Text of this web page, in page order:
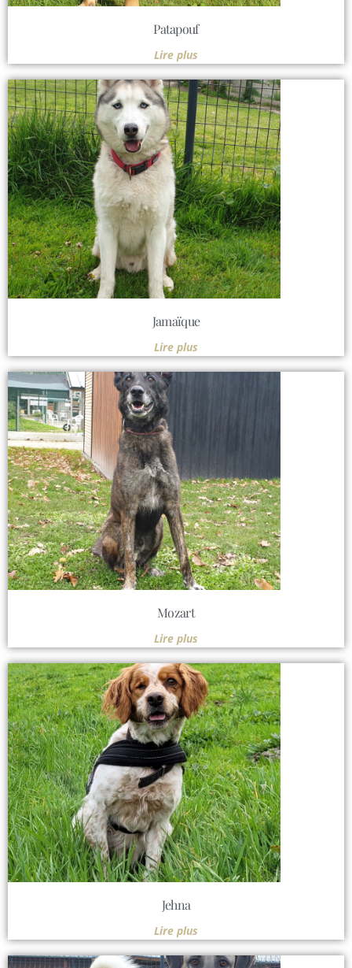
Patapouf
Lire plus
Jamaïque
Lire plus
Mozart
Lire plus
Jehna
Lire plus